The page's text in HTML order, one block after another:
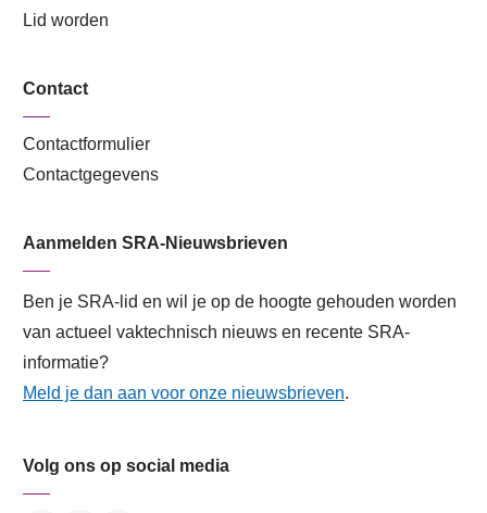
Lid worden
Contact
Contactformulier
Contactgegevens
Aanmelden SRA-Nieuwsbrieven
Ben je SRA-lid en wil je op de hoogte gehouden worden
van actueel vaktechnisch nieuws en recente SRA-
informatie?
Meld je dan aan voor onze nieuwsbrieven.
Volg ons op social media